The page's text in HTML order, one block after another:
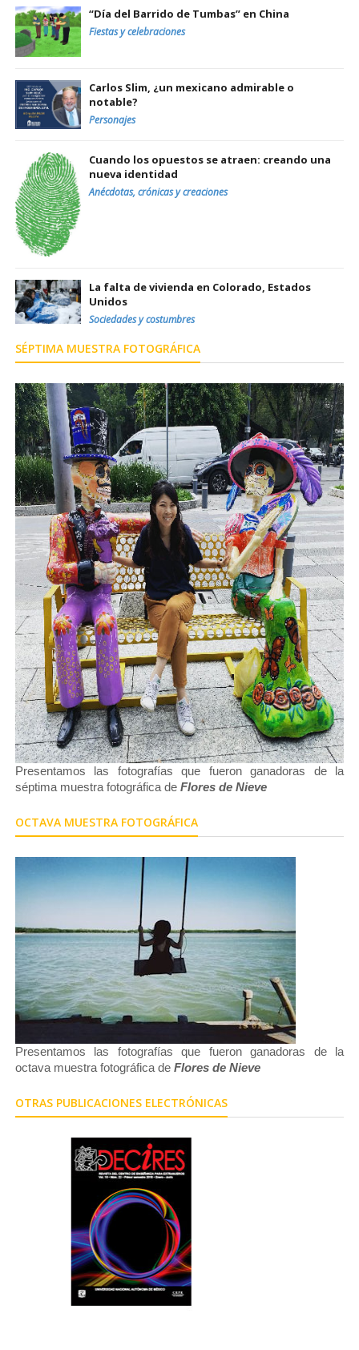
“Día del Barrido de Tumbas” en China
Fiestas y celebraciones
Carlos Slim, ¿un mexicano admirable o
notable?
Personajes
Cuando los opuestos se atraen: creando una
nueva identidad
Anécdotas, crónicas y creaciones
La falta de vivienda en Colorado, Estados
Unidos
Sociedades y costumbres
SÉPTIMA MUESTRA FOTOGRÁFICA
Presentamos las fotografías que fueron ganadoras de la
séptima muestra fotográfica de Flores de Nieve
OCTAVA MUESTRA FOTOGRÁFICA
Presentamos las fotografías que fueron ganadoras de la
octava muestra fotográfica de Flores de Nieve
OTRAS PUBLICACIONES ELECTRÓNICAS